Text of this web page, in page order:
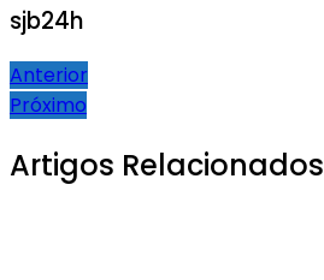
sjb24h
Navegação
de
Post
Anterior
Próximo
Artigos Relacionados